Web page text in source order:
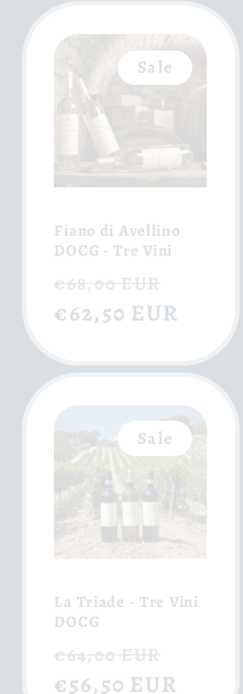
Sale
Fiano di Avellino
DOCG - Tre Vini
Normaler
Preis
€68,00 EUR
€62,50 EUR
Sale
La Triade - Tre Vini
DOCG
Normaler
Preis
€64,00 EUR
€56,50 EUR